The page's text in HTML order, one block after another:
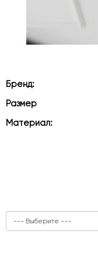
Бренд:
Размер
Материал: